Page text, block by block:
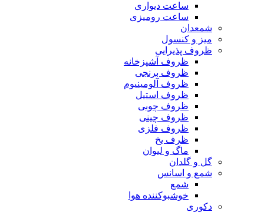
ساعت دیواری
ساعت رومیزی
شمعدان
میز و کنسول
ظروف پذیرایی
ظروف آشپزخانه
ظروف برنجی
ظروف آلومینیوم
ظروف استیل
ظروف چوبی
ظروف چینی
ظروف فلزی
ظرف یخ
ماگ و لیوان
گل و گلدان
شمع و اسانس
شمع
خوشبوکننده هوا
دکوری